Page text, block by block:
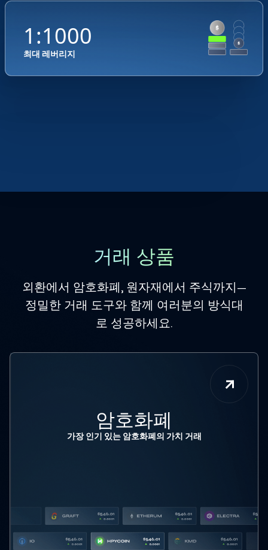
1:1000
최대 레버리지
거래 상품
외환에서 암호화폐, 원자재에서 주식까지—
정밀한 거래 도구와 함께 여러분의 방식대
로 성공하세요.
암호화폐
가장 인기 있는 암호화폐의 가치 거래